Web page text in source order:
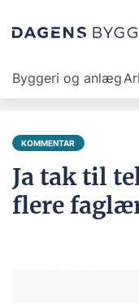
Byggeri og anlæg
KOMMENTAR
Ja tak til
flere